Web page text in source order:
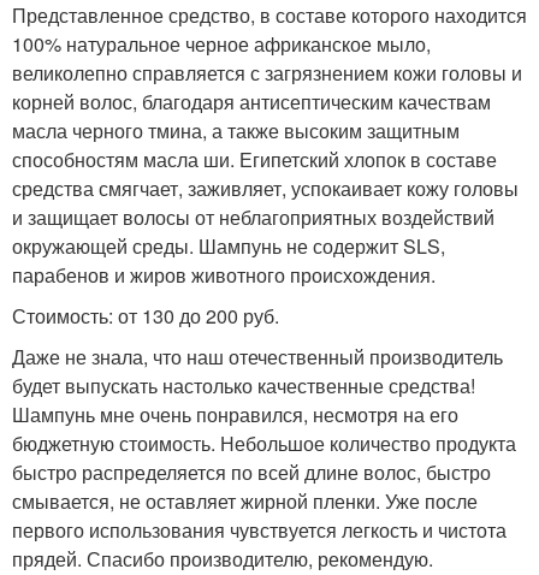
Представленное средство, в составе которого находится
100% натуральное черное африканское мыло,
великолепно справляется с загрязнением кожи головы и
корней волос, благодаря антисептическим качествам
масла черного тмина, а также высоким защитным
способностям масла ши. Египетский хлопок в составе
средства смягчает, заживляет, успокаивает кожу головы
и защищает волосы от неблагоприятных воздействий
окружающей среды. Шампунь не содержит SLS,
парабенов и жиров животного происхождения.
Стоимость: от 130 до 200 руб.
Даже не знала, что наш отечественный производитель
будет выпускать настолько качественные средства!
Шампунь мне очень понравился, несмотря на его
бюджетную стоимость. Небольшое количество продукта
быстро распределяется по всей длине волос, быстро
смывается, не оставляет жирной пленки. Уже после
первого использования чувствуется легкость и чистота
прядей. Спасибо производителю, рекомендую.